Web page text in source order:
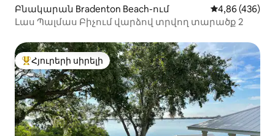
Բնակարան Bradenton Beach-ում Միջին
4,86 (436)
Լաս Պալմաս Բիչում վարձով տրվող տարածք 2
Հյուրերի սիրելի լավագույն տները
Հյուրերի սիրելի